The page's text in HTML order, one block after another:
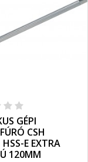
GÉPI
CSH
E EXTRA
120MM